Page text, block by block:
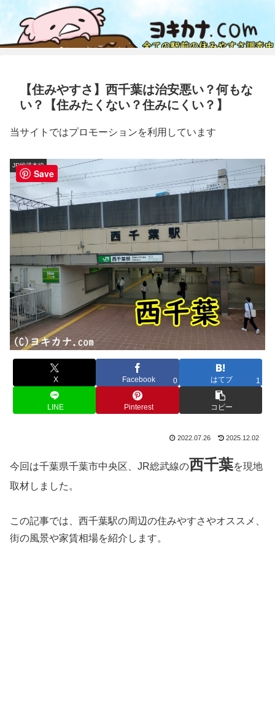
【住みやすさ】西千葉は治安悪い？何もな
い？【住みたくない？住みにくい？】
当サイトではプロモーションを利用しています
JR総武本線
X Facebook 0 はてブ 1
LINE Pinterest コピー
2022.07.26 2025.12.02
今回は千葉県千葉市中央区、JR総武線の西千葉を現地
取材しました。
この記事では、西千葉駅の周辺の住みやすさやオススメ、
街の風景や家賃相場を紹介します。
Save